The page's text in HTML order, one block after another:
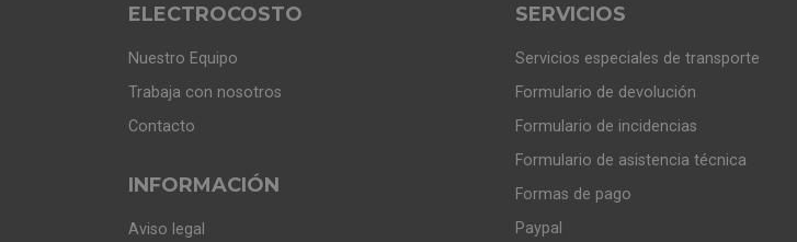
ELECTROCOSTO
Nuestro Equipo
Trabaja con nosotros
Contacto
INFORMACIÓN
Aviso legal
SERVICIOS
Servicios especiales de transporte
Formulario de devolución
Formulario de incidencias
Formulario de asistencia técnica
Formas de pago
Paypal